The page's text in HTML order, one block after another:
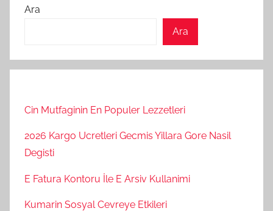
Ara
Ara
Cin Mutfaginin En Populer Lezzetleri
2026 Kargo Ucretleri Gecmis Yillara Gore Nasil
Degisti
E Fatura Kontoru İle E Arsiv Kullanimi
Kumarin Sosyal Cevreye Etkileri